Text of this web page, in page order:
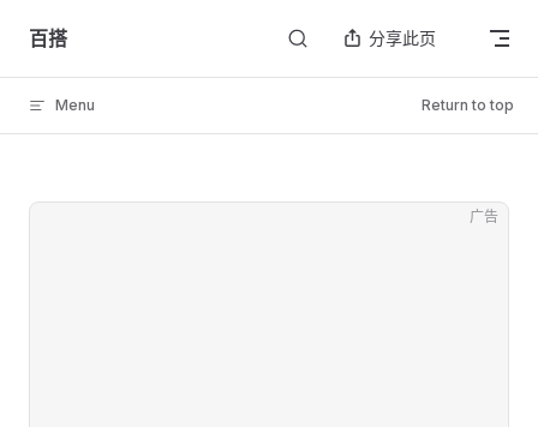
Skip to content
百搭 分享此页
Menu Return to top
广告